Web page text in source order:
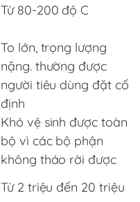
Từ 80-200 độ C
To lớn, trọng lượng
nặng. thường được
người tiêu dùng đặt cố
định
Khó vệ sinh được toàn
bộ vì các bộ phận
không tháo rời được
Từ 2 triệu đến 20 triệu